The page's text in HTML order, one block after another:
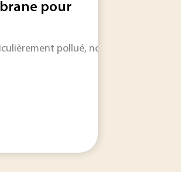
Techniques de l'Ingénieur s'associe
pour
pollué, notamment à